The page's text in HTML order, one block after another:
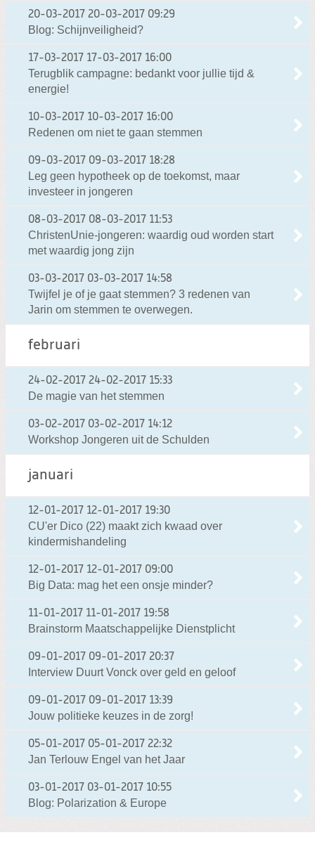
20-03-2017 20-03-2017 09:29
Blog: Schijnveiligheid?
17-03-2017 17-03-2017 16:00
Terugblik campagne: bedankt voor jullie tijd &
energie!
10-03-2017 10-03-2017 16:00
Redenen om niet te gaan stemmen
09-03-2017 09-03-2017 18:28
Leg geen hypotheek op de toekomst, maar
investeer in jongeren
08-03-2017 08-03-2017 11:53
ChristenUnie-jongeren: waardig oud worden start
met waardig jong zijn
03-03-2017 03-03-2017 14:58
Twijfel je of je gaat stemmen? 3 redenen van
Jarin om stemmen te overwegen.
februari
24-02-2017 24-02-2017 15:33
De magie van het stemmen
03-02-2017 03-02-2017 14:12
Workshop Jongeren uit de Schulden
januari
12-01-2017 12-01-2017 19:30
CU'er Dico (22) maakt zich kwaad over
kindermishandeling
12-01-2017 12-01-2017 09:00
Big Data: mag het een onsje minder?
11-01-2017 11-01-2017 19:58
Brainstorm Maatschappelijke Dienstplicht
09-01-2017 09-01-2017 20:37
Interview Duurt Vonck over geld en geloof
09-01-2017 09-01-2017 13:39
Jouw politieke keuzes in de zorg!
05-01-2017 05-01-2017 22:32
Jan Terlouw Engel van het Jaar
03-01-2017 03-01-2017 10:55
Blog: Polarization & Europe